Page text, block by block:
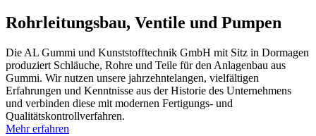
Rohrleitungsbau, Ventile und Pumpen
Die AL Gummi und Kunststofftechnik GmbH mit Sitz in Dormagen
produziert Schläuche, Rohre und Teile für den Anlagenbau aus
Gummi. Wir nutzen unsere jahrzehntelangen, vielfältigen
Erfahrungen und Kenntnisse aus der Historie des Unternehmens
und verbinden diese mit modernen Fertigungs- und
Qualitätskontrollverfahren.
Mehr erfahren